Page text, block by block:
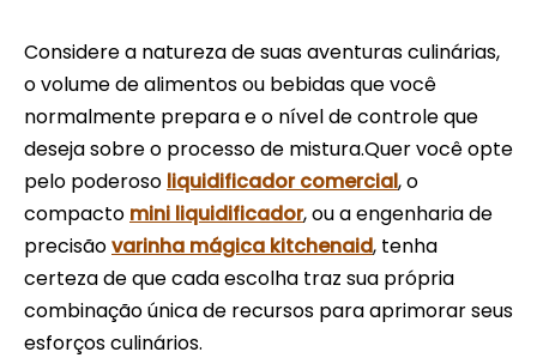
Considere a natureza de suas aventuras culinárias,
o volume de alimentos ou bebidas que você
normalmente prepara e o nível de controle que
deseja sobre o processo de mistura.Quer você opte
pelo poderoso liquidificador comercial, o
compacto mini liquidificador, ou a engenharia de
precisãovarinha mágica kitchenaid, tenha
certeza de que cada escolha traz sua própria
combinação única de recursos para aprimorar seus
esforços culinários.